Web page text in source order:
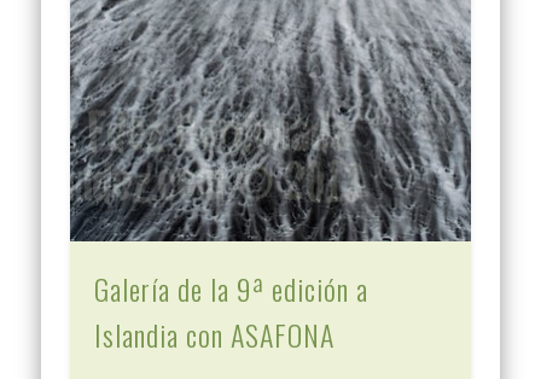
Galería de la 9ª edición a
Islandia con ASAFONA